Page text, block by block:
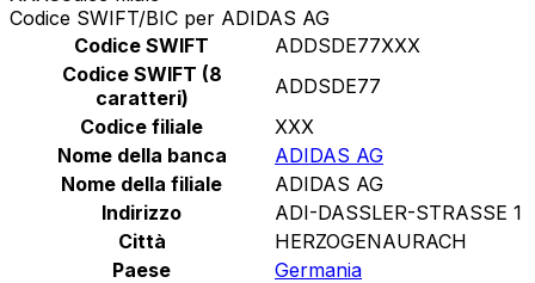
Codice SWIFT/BIC per ADIDAS AG
Codice SWIFT
ADDSDE77XXX
Codice SWIFT (8
caratteri)
ADDSDE77
Codice filiale
XXX
Nome della banca
ADIDAS AG
Nome della filiale
ADIDAS AG
Indirizzo
ADI-DASSLER-STRASSE 1
Città
HERZOGENAURACH
Paese
Germania